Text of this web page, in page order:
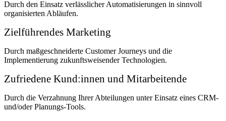
Durch den Einsatz verlässlicher Automatisierungen in sinnvoll
organisierten Abläufen.
Zielführendes Marketing
Durch maßgeschneiderte Customer Journeys und die
Implementierung zukunftsweisender Technologien.
Zufriedene Kund:innen und Mitarbeitende
Durch die Verzahnung Ihrer Abteilungen unter Einsatz eines CRM-
und/oder Planungs-Tools.